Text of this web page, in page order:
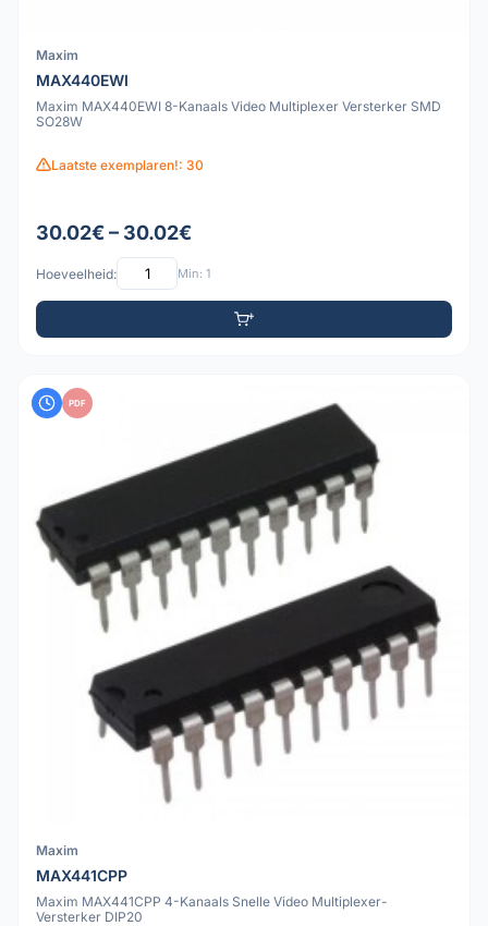
Maxim
MAX440EWI
Maxim MAX440EWI 8-Kanaals Video Multiplexer Versterker SMD
SO28W
Laatste exemplaren!: 30
30.02€ – 30.02€
Hoeveelheid: Min: 1
PDF
Maxim
MAX441CPP
Maxim MAX441CPP 4-Kanaals Snelle Video Multiplexer-
Versterker DIP20